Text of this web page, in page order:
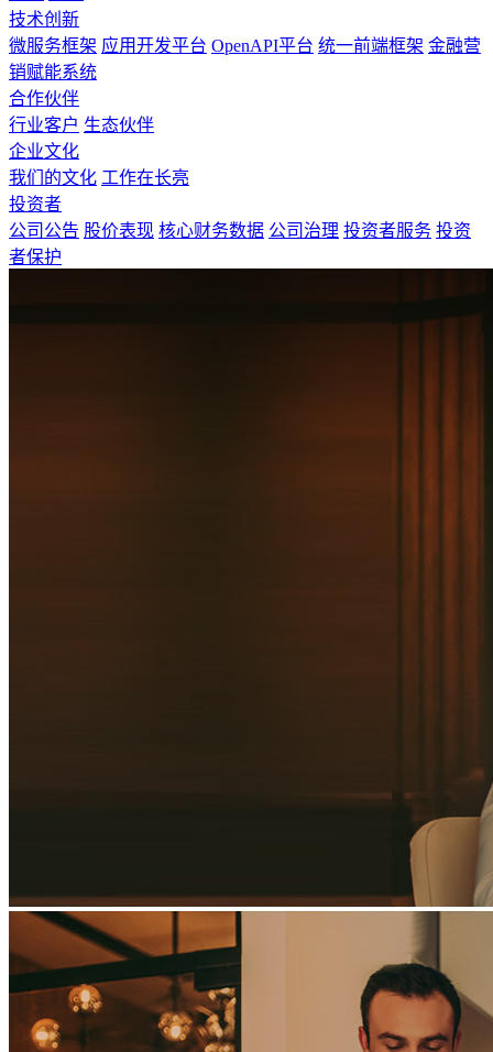
技术创新
微服务框架 应用开发平台 OpenAPI平台 统一前端框架 金融营
销赋能系统
合作伙伴
行业客户 生态伙伴
企业文化
我们的文化 工作在长亮
投资者
公司公告 股价表现 核心财务数据 公司治理 投资者服务 投资
者保护